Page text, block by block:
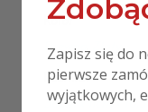
Kolor
Drewno
Złoty
Rozmiar
36cm x 11cm x
Zapisz się do
pierwsze
wyjątkowych,